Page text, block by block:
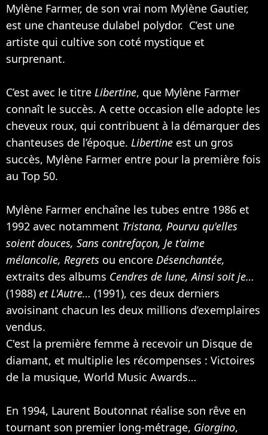
Mylène Farmer, de son vrai nom Mylène Gautier,
est une chanteuse dulabel polydor. C’est une
artiste qui cultive son coté mystique et
surprenant.
C’est avec le titre Libertine, que Mylène Farmer
connaît le succès. A cette occasion elle adopte les
cheveux roux, qui contribuent à la démarquer des
chanteuses de l’époque. Libertine est un gros
succès, Mylène Farmer entre pour la première fois
au Top 50.
Mylène Farmer enchaîne les tubes entre 1986 et
1992 avec notamment Tristana, Pourvu qu'elles
soient douces, Sans contrefaçon, Je t'aime
mélancolie, Regrets ou encore Désenchantée,
extraits des albums Cendres de lune, Ainsi soit je…
(1988) et L'Autre… (1991), ces deux derniers
avoisinant chacun les deux millions d’exemplaires
vendus.
C'est la première femme à recevoir un Disque de
diamant, et multiplie les récompenses : Victoires
de la musique, World Music Awards…
En 1994, Laurent Boutonnat réalise son rêve en
tournant son premier long-métrage, Giorgino,